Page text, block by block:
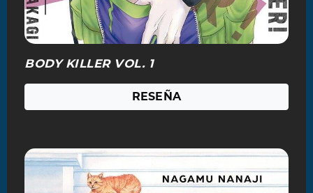
BODY KILLER VOL. 1
RESEÑA